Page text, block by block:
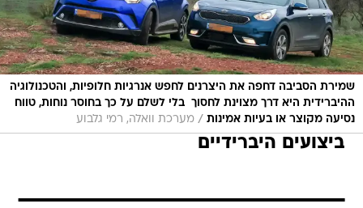
שמירת הסביבה דחפה את היצרנים לחפש אנרגיות חלופיות, והטכנולוגיה
ההיברידית היא דרך מצוינת לחסוך  בלי לשלם על כך בחוסר נוחות, טווח
נסיעה מקוצר או בעיות אמינות / מערכת וואלה, רמי גלבוע
ביצועים היברידיים